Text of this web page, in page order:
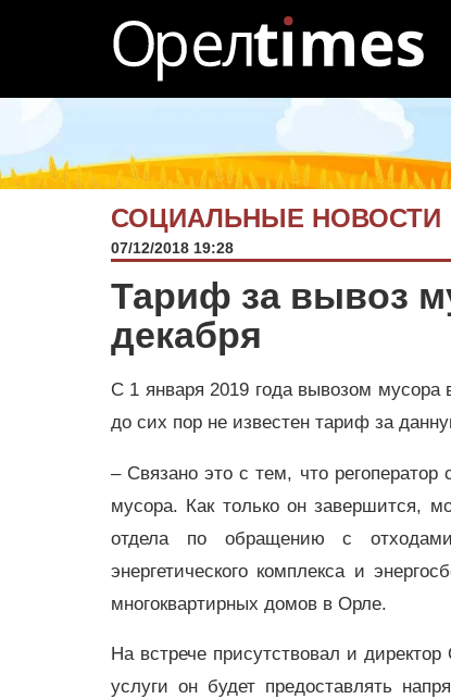
СОЦИАЛЬНЫЕ НОВОСТИ
07/12/2018 19:28
Тариф за вывоз
декабря
С 1 января 2019 года вывозом
до сих пор не известен тариф за
– Связано это с тем, что регоператор
мусора. Как только он завершится,
отдела по обращению с
энергетического комплекса и
многоквартирных домов в Орле.
На встрече присутствовал и
услуги он будет предоставлять